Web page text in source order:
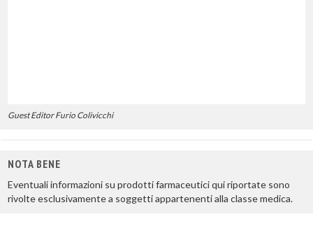
Guest Editor Furio Colivicchi
NOTA BENE
Eventuali informazioni su prodotti farmaceutici qui riportate sono
rivolte esclusivamente a soggetti appartenenti alla classe medica.